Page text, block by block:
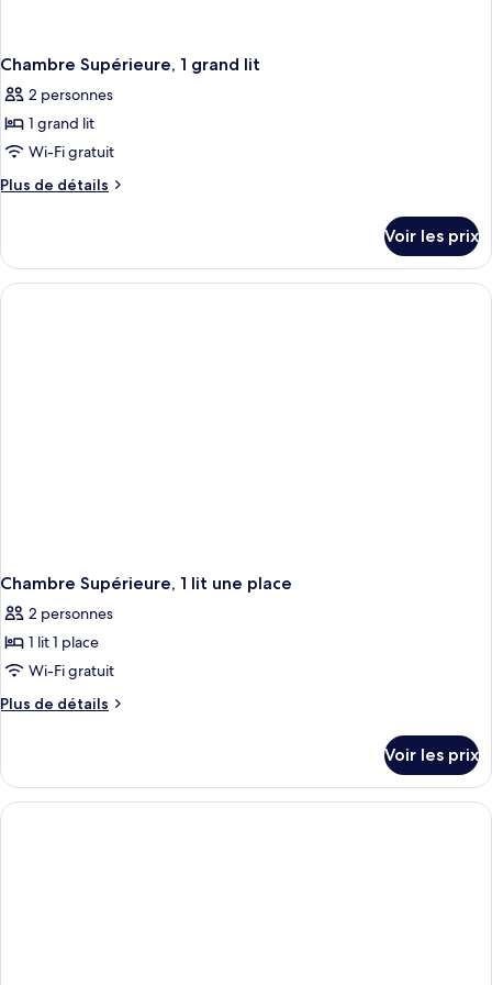
Chambre Supérieure, 1 grand lit
2 personnes
1 grand lit
Wi-Fi gratuit
Plus de détails
Plus
le
type
de
Voir les prix
Chambre Supérieure, 1 lit une place
2 personnes
1 lit 1 place
Wi-Fi gratuit
Plus de détails
Plus
le
type
de
Voir les prix